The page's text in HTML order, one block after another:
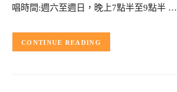
唱時間:週六至週日，晚上7點半至9點半 …
CONTINUE READING